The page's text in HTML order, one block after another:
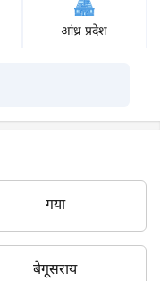
आंध्र प्रदेश
गया
बेगूसराय